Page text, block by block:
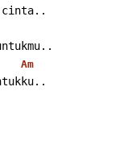
cinta..
Am